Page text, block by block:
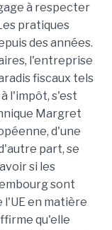
à respecter
pratiques
des années.
l'entreprise
fiscaux tels
l'impôt, s'est
Margret
d'une
part, se
si les
sont
l'UE en matière
qu'elle